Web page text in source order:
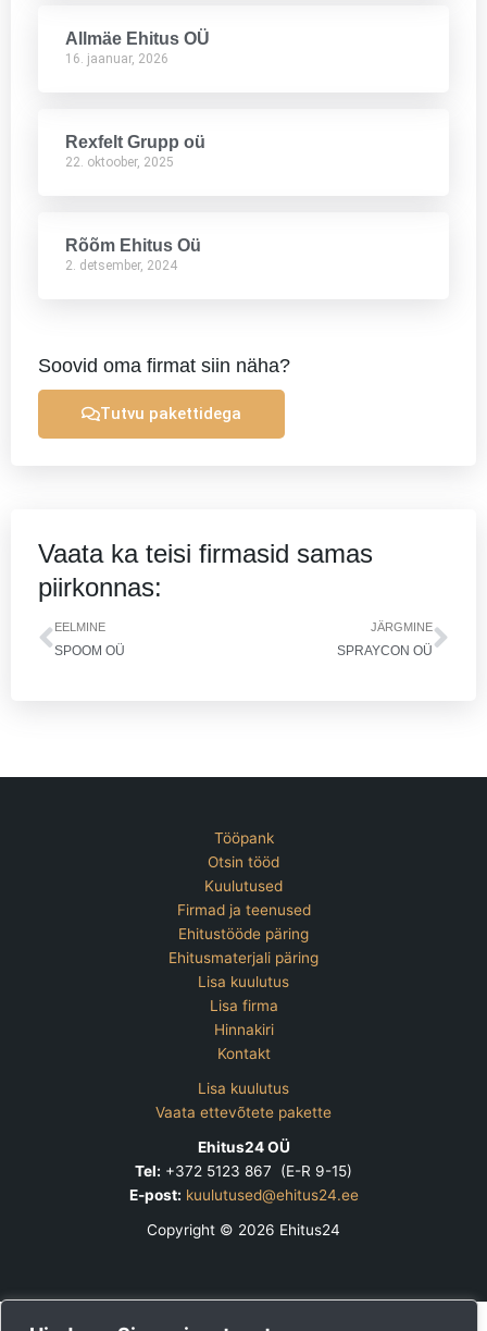
Allmäe Ehitus OÜ
16. jaanuar, 2026
Rexfelt Grupp oü
22. oktoober, 2025
Rõõm Ehitus Oü
2. detsember, 2024
Soovid oma firmat siin näha?
Tutvu pakettidega
Vaata ka teisi firmasid samas
piirkonnas:
Prev
EELMINE
SPOOM OÜ
JÄRGMINE
SPRAYCON OÜ
Tööpank
Otsin tööd
Kuulutused
Firmad ja teenused
Ehitustööde päring
Ehitusmaterjali päring
Lisa kuulutus
Lisa firma
Hinnakiri
Kontakt
Lisa kuulutus
Vaata ettevõtete pakette
Ehitus24 OÜ
Tel: +372 5123 867 (E-R 9-15)
E-post: kuulutused@ehitus24.ee
Copyright © 2026 Ehitus24